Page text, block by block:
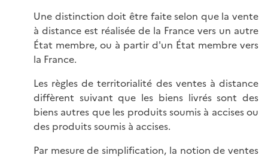
Une distinction doit être faite selon que la vente
à distance est réalisée de la France vers un autre
État membre, ou à partir d'un État membre vers
la France.
Les règles de territorialité des ventes à distance
diffèrent suivant que les biens livrés sont des
biens autres que les produits soumis à accises ou
des produits soumis à accises.
Par mesure de simplification, la notion de ventes